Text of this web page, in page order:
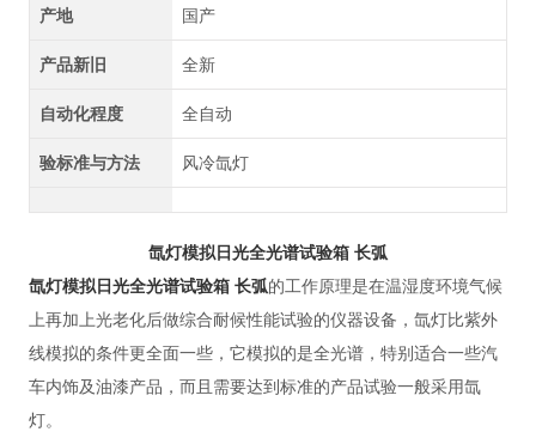
产地 国产
产品新旧 全新
自动化程度 全自动
验标准与方法 风冷氙灯
氙灯模拟日光全光谱试验箱 长弧
氙灯模拟日光全光谱试验箱 长弧的工作原理是在温湿度环境气候
上再加上光老化后做综合耐候性能试验的仪器设备，氙灯比紫外
线模拟的条件更全面一些，它模拟的是全光谱，特别适合一些汽
车内饰及油漆产品，而且需要达到标准的产品试验一般采用氙
灯。